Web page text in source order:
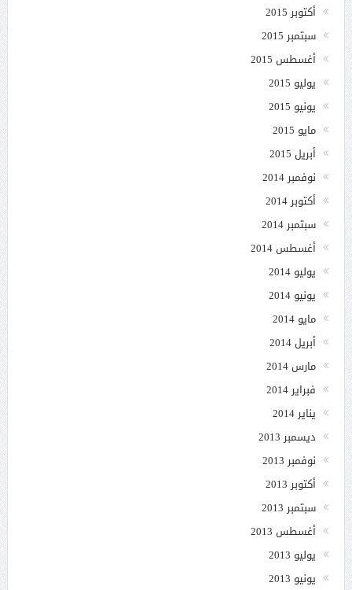
أكتوبر 2015
سبتمبر 2015
أغسطس 2015
يوليو 2015
يونيو 2015
مايو 2015
أبريل 2015
نوفمبر 2014
أكتوبر 2014
سبتمبر 2014
أغسطس 2014
يوليو 2014
يونيو 2014
مايو 2014
أبريل 2014
مارس 2014
فبراير 2014
يناير 2014
ديسمبر 2013
نوفمبر 2013
أكتوبر 2013
سبتمبر 2013
أغسطس 2013
يوليو 2013
يونيو 2013